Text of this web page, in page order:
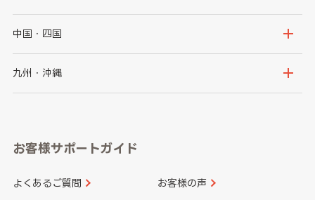
千葉県
石川県
山梨県
愛知県
大阪府
京都府
和歌山県
中国・四国
鳥取県
山口県
香川県 愛媛県
九州・沖縄
長崎県
大分県 宮崎県
お客様サポートガイド
よくあるご質問 お客様の声